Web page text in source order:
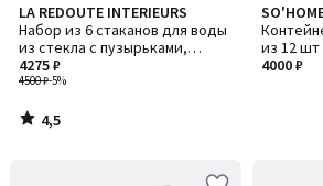
LA REDOUTE INTERIEURS
Набор из 6 стаканов для воды
из стекла с пузырьками,
FARAJI / ФАРАДЖИ
4500 ₽-5%
4275 ₽
4,5
/ 5
4,5
/
из 12 шт
4000 ₽